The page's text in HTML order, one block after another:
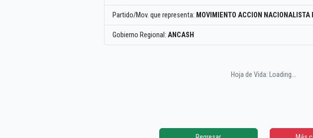
Partido/Mov. que representa: MOVIMIENTO ACCION NACIONALISTA
Gobierno Regional: ANCASH
Hoja de Vida: Loading...